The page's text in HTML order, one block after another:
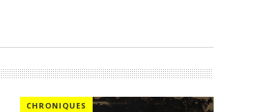
CHRONIQUES